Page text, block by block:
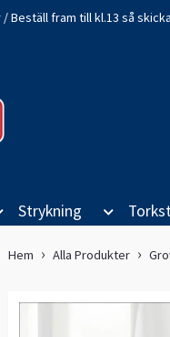
fram till kl.13 så
Strykning
Hem Alla Produkter